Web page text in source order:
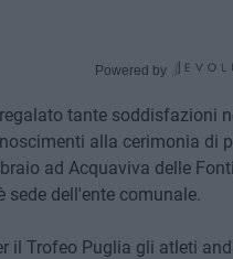
Powered by
tante soddisfazioni
alla cerimonia di
ad Acquaviva delle
sede dell'ente comunale.
il Trofeo Puglia gli atleti